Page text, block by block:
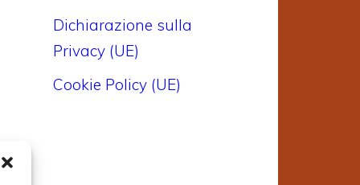
Dichiarazione sulla
Privacy (UE)
Cookie Policy (UE)